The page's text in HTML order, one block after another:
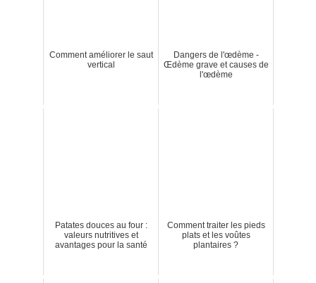
Comment améliorer le saut
vertical
Dangers de l'œdème -
Œdème grave et causes de
l'œdème
Patates douces au four :
valeurs nutritives et
avantages pour la santé
Comment traiter les pieds
plats et les voûtes
plantaires ?